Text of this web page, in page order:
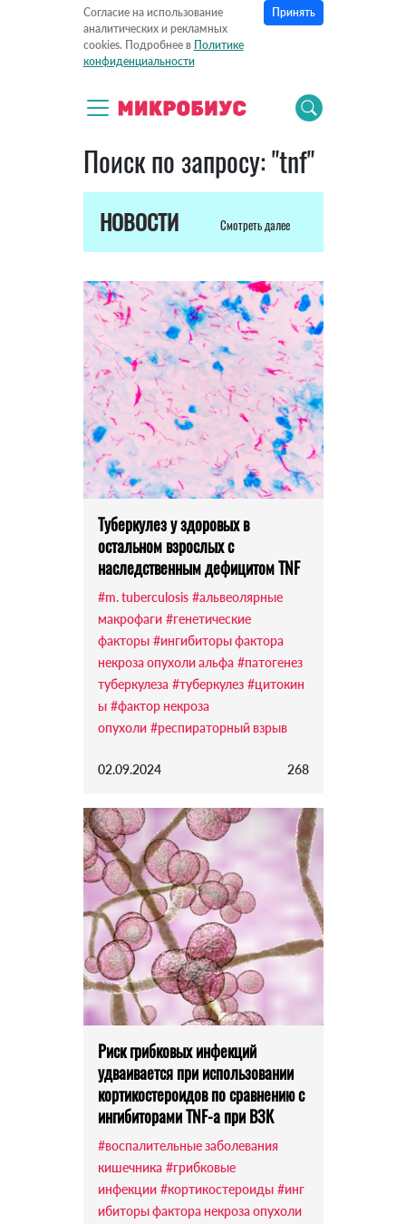
Согласие на использование
аналитических и рекламных
cookies. Подробнее в Политике
конфиденциальности
Принять
Поиск по запросу: "tnf"
НОВОСТИ Смотреть далее
Туберкулез у здоровых в
остальном взрослых с
наследственным дефицитом TNF
#m. tuberculosis #альвеолярные
макрофаги #генетические
факторы #ингибиторы фактора
некроза опухоли альфа #патогенез
туберкулеза #туберкулез #цитокин
ы #фактор некроза
опухоли #респираторный взрыв
02.09.2024 268
Риск грибковых инфекций
удваивается при использовании
кортикостероидов по сравнению с
ингибиторами TNF-a при ВЗК
#воспалительные заболевания
кишечника #грибковые
инфекции #кортикостероиды #инг
ибиторы фактора некроза опухоли